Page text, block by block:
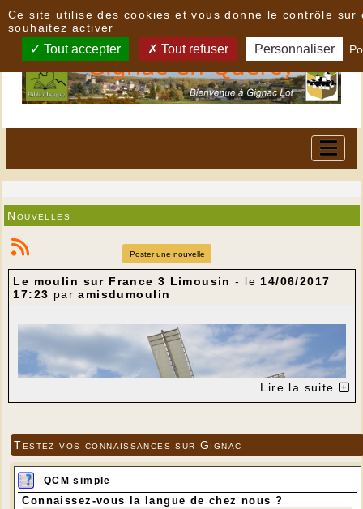
Nouvelles
Poster une nouvelle
Le moulin sur France 3 Limousin- le14/06/2017
17:23 paramisdumoulin
Lire la suite
Testez vos connaissances sur Gignac
QCM simple
Connaissez-vous la langue de chez nous ?
Ce site utilise des cookies et vous donne le contrôle sur
souhaitez activer
Tout accepter Tout refuser Personnaliser